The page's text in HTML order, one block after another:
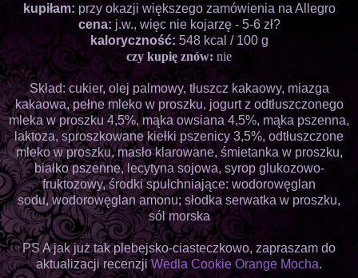
kupiłam: przy okazji większego zamówienia na Allegro
cena: j.w., więc nie kojarzę - 5-6 zł?
kaloryczność: 548 kcal / 100 g
czy kupię znów: nie
Skład: cukier, olej palmowy, tłuszcz kakaowy, miazga
kakaowa, pełne mleko w proszku, jogurt z odtłuszczonego
mleka w proszku 4,5%, mąka owsiana 4,5%, mąka pszenna,
laktoza, sproszkowane kiełki pszenicy 3,5%, odtłuszczone
mleko w proszku, masło klarowane, śmietanka w proszku,
białko pszenne, lecytyna sojowa, syrop glukozowo-
fruktozowy, środki spulchniające: wodorowęglan
sodu, wodorowęglan amonu; słodka serwatka w proszku,
sól morska
PS A jak już tak plebejsko-ciasteczkowo, zapraszam do
aktualizacji recenzjiWedla Cookie Orange Mocha.